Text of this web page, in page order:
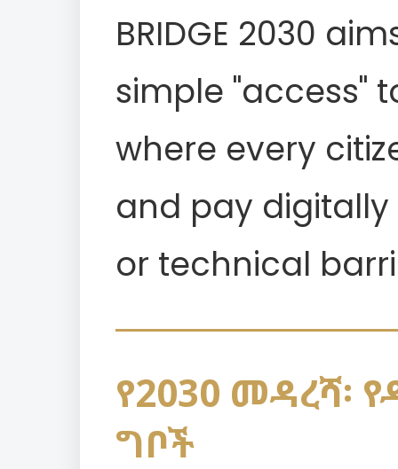
BRIDGE 2030
simple "access"
where every
and pay
or technical
የ2030 መዳረሻ፡
ግቦች